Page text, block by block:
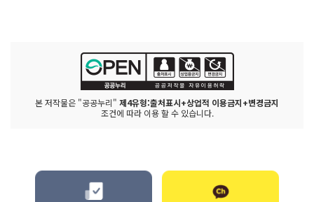
본 저작물은 "공공누리" 제4유형:출처표시+상업적 이용금지+변경금지
조건에 따라 이용 할 수 있습니다.